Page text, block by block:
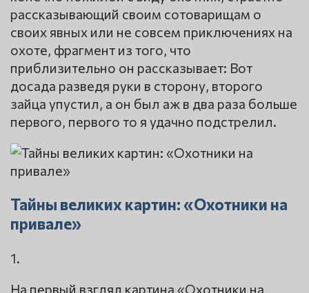
рассказывающий своим сотоварищам о
своих явных или не совсем приключениях на
охоте, фрагмент из того, что
приблизительно он рассказывает: Вот
досада разведя руки в сторону, второго
зайца упустил, а он был аж в два раза больше
первого, первого то я удачно подстрелил.
Тайны великих картин: «Охотники на
привале»
1.
На первый взгляд картина «Охотники на